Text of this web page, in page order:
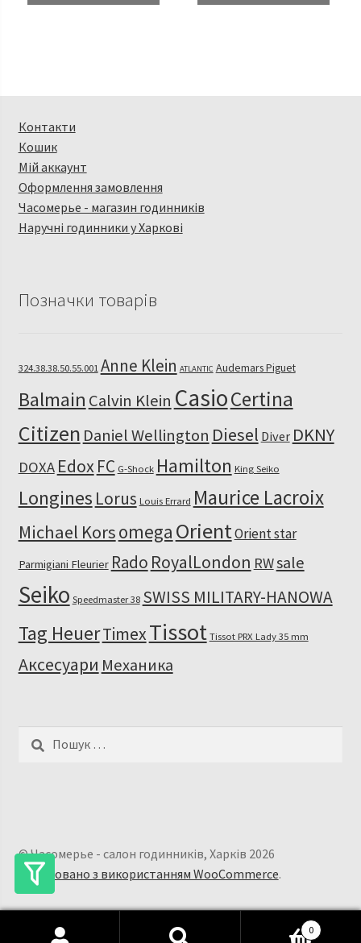
Контакти
Кошик
Мій аккаунт
Оформлення замовлення
Часомерье - магазин годинників
Наручні годинники у Харкові
Позначки товарів
324.38.38.50.55.001 Anne Klein ATLANTIC Audemars Piguet
Balmain Calvin Klein CasioCertina
Citizen Daniel Wellington Diesel Diver DKNY
DOXA Edox FC G-Shock Hamilton King Seiko
Longines Lorus Louis Errard Maurice Lacroix
Michael Korsomega OrientOrient star
Parmigiani Fleurier Rado RoyalLondon RWsale
Seiko Speedmaster 38 SWISS MILITARY-HANOWA
Tag HeuerTimexTissot Tissot PRX Lady 35 mm
Аксесуари Механика
© Часомерье - салон годинників, Харків 2026
Побудовано з використанням WooCommerce.
0